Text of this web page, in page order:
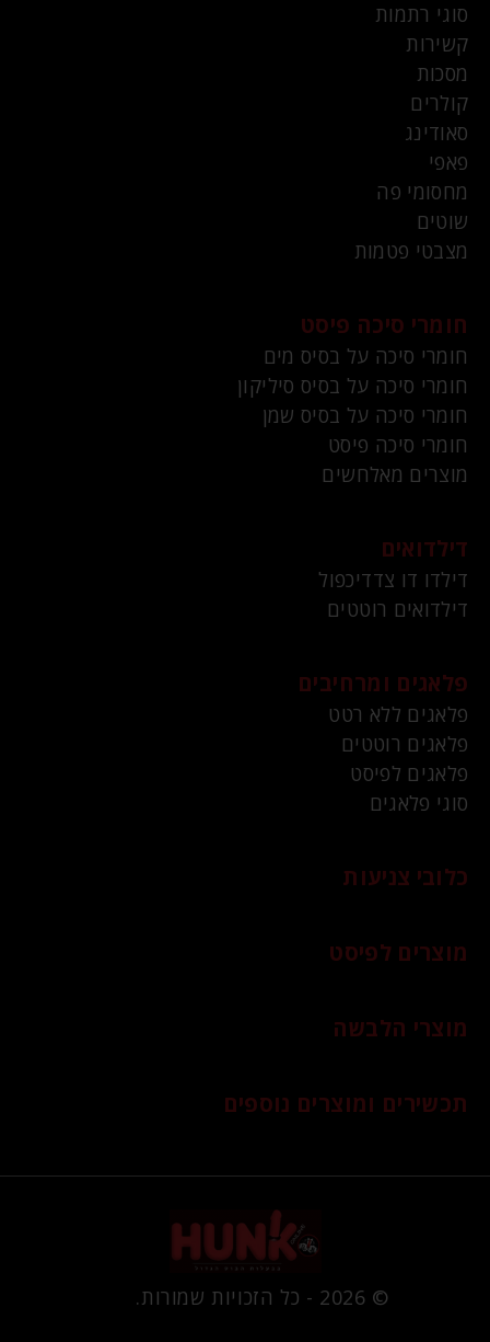
סוגי רתמות
קשירות
מסכות
קולרים
סאודינג
פאפי
מחסומי פה
שוטים
מצבטי פטמות
חומרי סיכה פיסט
חומרי סיכה על בסיס מים
חומרי סיכה על בסיס סיליקון
חומרי סיכה על בסיס שמן
חומרי סיכה פיסט
מוצרים מאלחשים
דילדואים
דילדו דו צדדיכפול
דילדואים רוטטים
פלאגים ומרחיבים
פלאגים ללא רטט
פלאגים רוטטים
פלאגים לפיסט
סוגי פלאגים
כלובי צניעות
מוצרים לפיסט
מוצרי הלבשה
תכשירים ומוצרים נוספים
© 2026 - כל הזכויות שמורות.